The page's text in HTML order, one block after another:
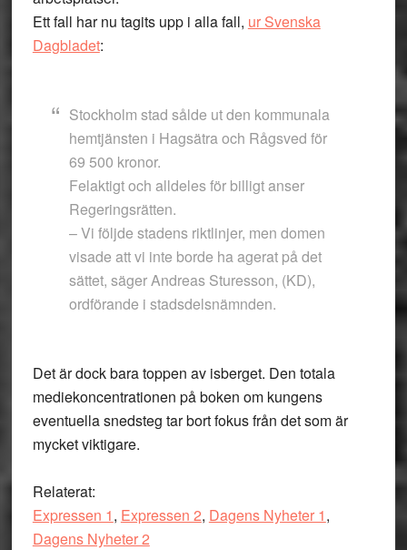
Ett fall har nu tagits upp i alla fall, ur Svenska
Dagbladet:
Stockholm stad sålde ut den kommunala
hemtjänsten i Hagsätra och Rågsved för
69 500 kronor.
Felaktigt och alldeles för billigt anser
Regeringsrätten.
– Vi följde stadens riktlinjer, men domen
visade att vi inte borde ha agerat på det
sättet, säger Andreas Sturesson, (KD),
ordförande i stadsdelsnämnden.
Det är dock bara toppen av isberget. Den totala
mediekoncentrationen på boken om kungens
eventuella snedsteg tar bort fokus från det som är
mycket viktigare.
Relaterat:
Expressen 1, Expressen 2, Dagens Nyheter 1,
Dagens Nyheter 2